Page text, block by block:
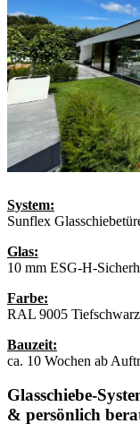
System:
Sunflex
Glas:
10 mm ESG-H-
Farbe:
RAL 9005 Tiefschwarz
Bauzeit:
ca. 10 Wochen ab
Glasschiebe-
& persönlich